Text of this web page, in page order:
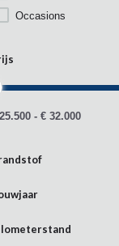
Occasions
- € 32.000
Benzine
Hybride